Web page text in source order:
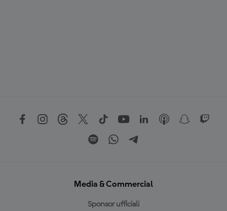
Media & Commercial
Sponsor ufficiali